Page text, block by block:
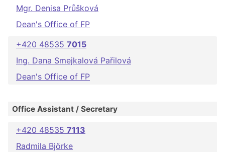
Mgr. Denisa Průšková
Dean's Office of FP
+420 48535 7015
Ing. Dana Smejkalová Pařilová
Dean's Office of FP
Office Assistant / Secretary
+420 48535 7113
Radmila Björke